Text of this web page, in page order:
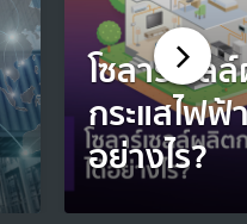
โซลาร์เซล
กระแสไฟฟ้
อย่างไร?